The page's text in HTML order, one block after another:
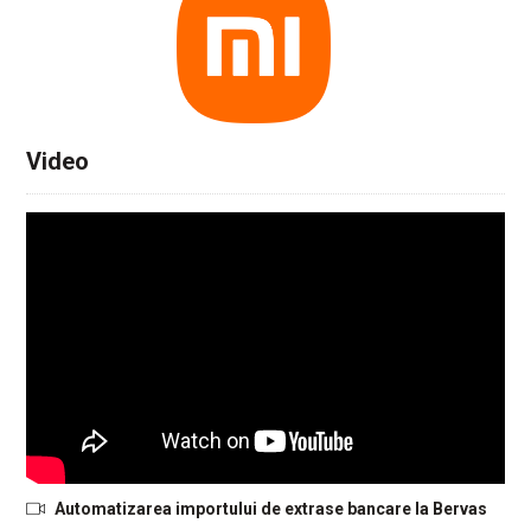
Video
Automatizarea importului de extrase bancare la Bervas